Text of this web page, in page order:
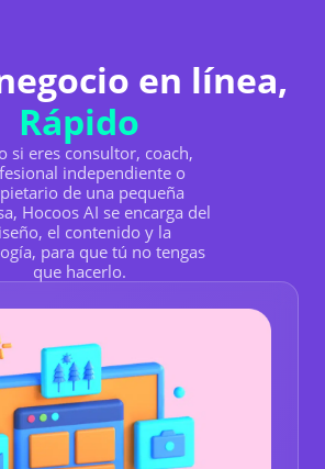
en línea,
Rápido
si eres consultor, coach,
independiente o
de una pequeña
Hocoos AI se encarga del
el contenido y la
para que tú no tengas
que hacerlo.